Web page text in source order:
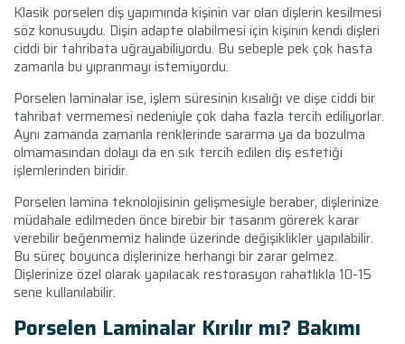
Klasik porselen diş yapımında kişinin var olan dişlerin kesilmesi
söz konusuydu. Dişin adapte olabilmesi için kişinin kendi dişleri
ciddi bir tahribata uğrayabiliyordu. Bu sebeple pek çok hasta
zamanla bu yıpranmayı istemiyordu.
Porselen laminalar ise, işlem süresinin kısalığı ve dişe ciddi bir
tahribat vermemesi nedeniyle çok daha fazla tercih ediliyorlar.
Aynı zamanda zamanla renklerinde sararma ya da bozulma
olmamasından dolayı da en sık tercih edilen diş estetiği
işlemlerinden biridir.
Porselen lamina teknolojisinin gelişmesiyle beraber, dişlerinize
müdahale edilmeden önce birebir bir tasarım görerek karar
verebilir beğenmemiz halinde üzerinde değişiklikler yapılabilir.
Bu süreç boyunca dişlerinize herhangi bir zarar gelmez.
Dişlerinize özel olarak yapılacak restorasyon rahatlıkla 10-15
sene kullanılabilir.
Porselen Laminalar Kırılır mı? Bakımı